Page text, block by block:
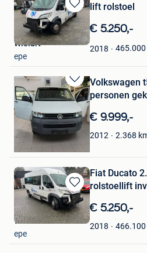
Bewaren
in
Mijn
Favorieten
lift rolstoel
€ 5.250,-
2018 465.000
Wielart
epe
Bewaren
in
Favorieten
Volkswagen
personen
€ 9.999,-
2012 2.368
tom
Kemzeke
Bewaren
in
Mijn
Favorieten
Fiat Ducato 2.3
rolstoellift
€ 5.250,-
2018 466.100
Wielart
epe